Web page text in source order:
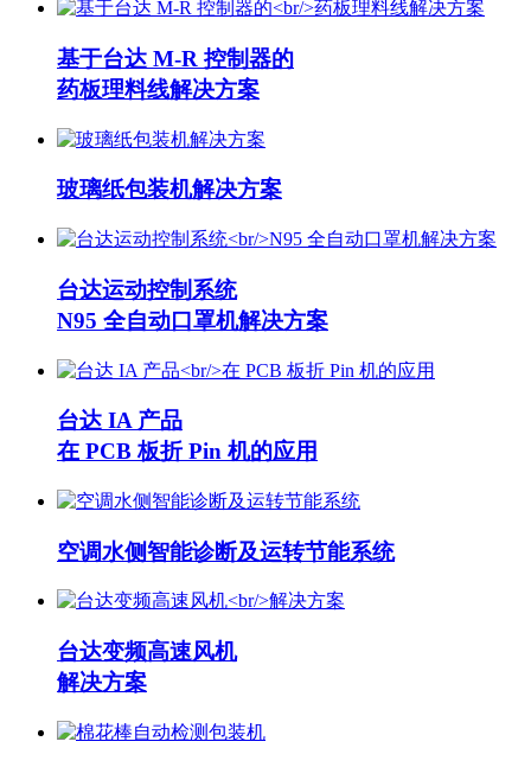
基于台达 M-R 控制器的
药板理料线解决方案
玻璃纸包装机解决方案
台达运动控制系统
N95 全自动口罩机解决方案
台达 IA 产品
在 PCB 板折 Pin 机的应用
空调水侧智能诊断及运转节能系统
台达变频高速风机
解决方案